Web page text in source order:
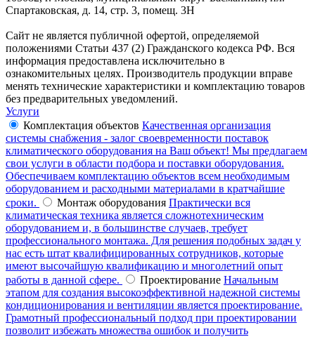
Спартаковская, д. 14, стр. 3, помещ. 3Н
Сайт не является публичной офертой, определяемой
положениями Статьи 437 (2) Гражданского кодекса РФ. Вся
информация предоставлена исключительно в
ознакомительных целях. Производитель продукции вправе
менять технические характеристики и комплектацию товаров
без предварительных уведомлений.
Услуги
Комплектация объектов Качественная организация
системы снабжения - залог своевременности поставок
климатического оборудования на Ваш объект! Мы предлагаем
свои услуги в области подбора и поставки оборудования.
Обеспечиваем комплектацию объектов всем необходимым
оборудованием и расходными материалами в кратчайшие
сроки.
Монтаж оборудования Практически вся
климатическая техника является сложнотехническим
оборудованием и, в большинстве случаев, требует
профессионального монтажа. Для решения подобных задач у
нас есть штат квалифицированных сотрудников, которые
имеют высочайшую квалификацию и многолетний опыт
работы в данной сфере.
Проектирование Начальным
этапом для создания высокоэффективной надежной системы
кондиционирования и вентиляции является проектирование.
Грамотный профессиональный подход при проектировании
позволит избежать множества ошибок и получить